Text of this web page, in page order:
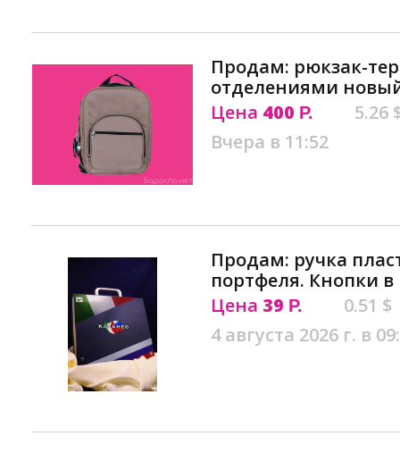
Продам: рюкзак-
отделениями
Цена 400 Р.
5.26
Вчера в 11:52
Продам: ручка
портфеля. Кнопки в
Цена 39 Р.
0.51 $
4 августа 2026 г. в